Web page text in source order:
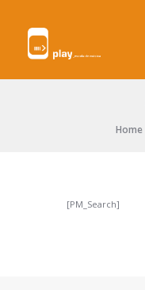
Home
[PM_Search]